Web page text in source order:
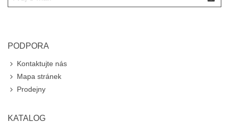
PODPORA
Kontaktujte nás
Mapa stránek
Prodejny
KATALOG